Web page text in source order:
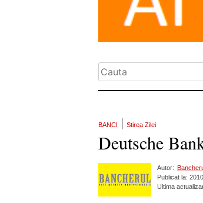
BANCI Stirea Zilei
Deutsche
Autor:
Publicat la:
Ultima